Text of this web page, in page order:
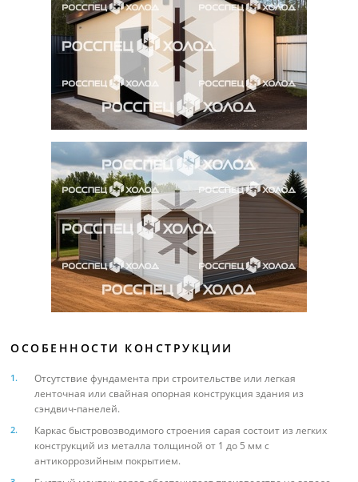
ОСОБЕННОСТИ КОНСТРУКЦИИ
Отсутствие фундамента при строительстве или легкая
ленточная или свайная опорная конструкция здания из
сэндвич-панелей.
Каркас быстровозводимого строения сарая состоит из легких
конструкций из металла толщиной от 1 до 5 мм с
антикоррозийным покрытием.